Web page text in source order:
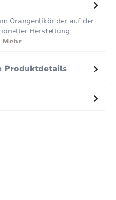
Orangenlikör der auf der
Herstellung
Mehr
Produktdetails